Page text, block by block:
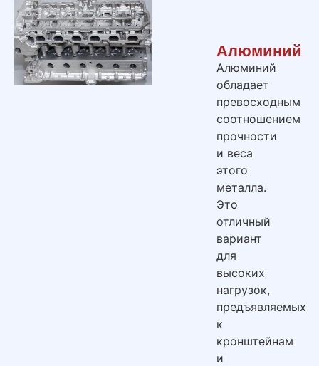
Алюминий
Алюминий
обладает
превосходным
соотношением
прочности
и веса
этого
металла.
Это
отличный
вариант
для
высоких
нагрузок,
предъявляемых
к
кронштейнам
и